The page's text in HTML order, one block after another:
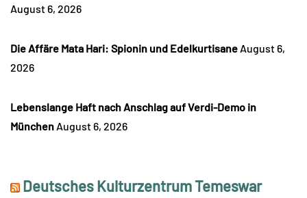
August 6, 2026
Die Affäre Mata Hari: Spionin und Edelkurtisane August 6,
2026
Lebenslange Haft nach Anschlag auf Verdi-Demo in
München August 6, 2026
Deutsches Kulturzentrum Temeswar